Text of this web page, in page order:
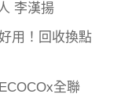
李漢揚
用！回收換點
全聯